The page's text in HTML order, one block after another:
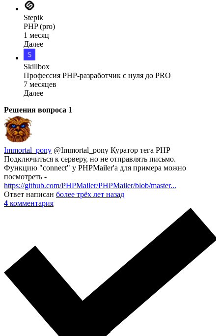
Stepik
PHP (pro)
1 месяц
Далее
Skillbox
Профессия PHP-разработчик с нуля до PRO
7 месяцев
Далее
Решения вопроса 1
Immortal_pony @Immortal_pony Куратор тега PHP
Подключиться к серверу, но не отправлять письмо.
Функцию "connect" у PHPMailer'а для примера можно
посмотреть -
https://github.com/PHPMailer/PHPMailer/blob/master...
Ответ написан более трёх лет назад
4 комментария